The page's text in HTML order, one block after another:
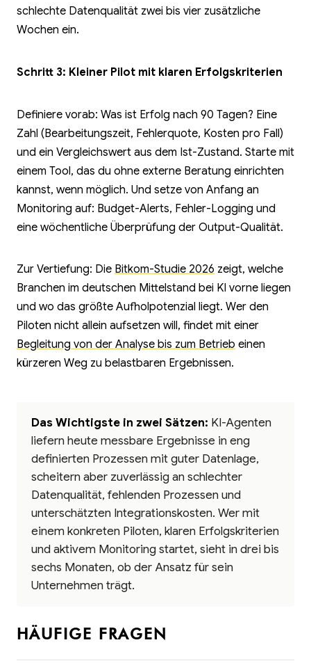
schlechte Datenqualität zwei bis vier zusätzliche
Wochen ein.
Schritt 3: Kleiner Pilot mit klaren Erfolgskriterien
Definiere vorab: Was ist Erfolg nach 90 Tagen? Eine
Zahl (Bearbeitungszeit, Fehlerquote, Kosten pro Fall)
und ein Vergleichswert aus dem Ist-Zustand. Starte mit
einem Tool, das du ohne externe Beratung einrichten
kannst, wenn möglich. Und setze von Anfang an
Monitoring auf: Budget-Alerts, Fehler-Logging und
eine wöchentliche Überprüfung der Output-Qualität.
Zur Vertiefung: Die Bitkom-Studie 2026 zeigt, welche
Branchen im deutschen Mittelstand bei KI vorne liegen
und wo das größte Aufholpotenzial liegt. Wer den
Piloten nicht allein aufsetzen will, findet mit einer
Begleitung von der Analyse bis zum Betrieb einen
kürzeren Weg zu belastbaren Ergebnissen.
Das Wichtigste in zwei Sätzen: KI-Agenten
liefern heute messbare Ergebnisse in eng
definierten Prozessen mit guter Datenlage,
scheitern aber zuverlässig an schlechter
Datenqualität, fehlenden Prozessen und
unterschätzten Integrationskosten. Wer mit
einem konkreten Piloten, klaren Erfolgskriterien
und aktivem Monitoring startet, sieht in drei bis
sechs Monaten, ob der Ansatz für sein
Unternehmen trägt.
HÄUFIGE FRAGEN